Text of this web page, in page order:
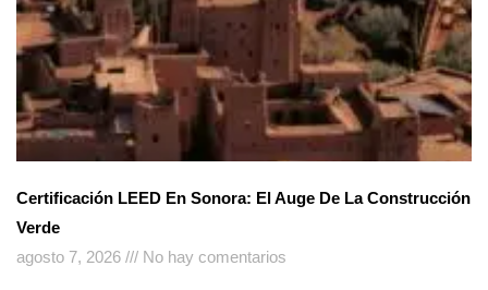
Certificación LEED En Sonora: El Auge De La Construcción
Verde
agosto 7, 2026
No hay comentarios